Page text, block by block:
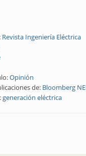
Revista Ingeniería Eléctrica
Opinión
de: Bloomberg
generación eléctrica
Generación eléctrica |